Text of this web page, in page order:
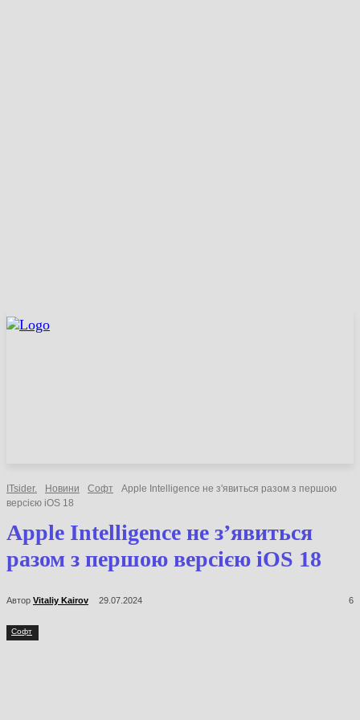
ITsider. Новини Софт
Apple Intelligence не з'явиться разом з першою
версією iOS 18
Apple Intelligence не з’явиться
разом з першою версією iOS 18
Автор Vitaliy Kairov 29.07.2024 6
Софт